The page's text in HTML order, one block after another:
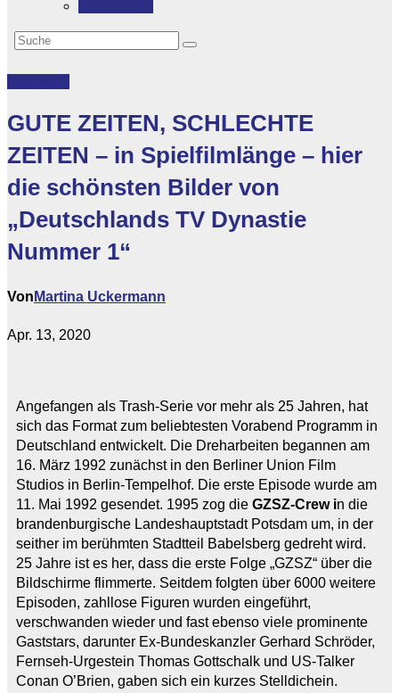
GUTE ZEITEN, SCHLECHTE
ZEITEN – in Spielfilmlänge – hier
die schönsten Bilder von
„Deutschlands TV Dynastie
Nummer 1“
Von Martina Uckermann
Apr. 13, 2020
Angefangen als Trash-Serie vor mehr als 25 Jahren, hat
sich das Format zum beliebtesten Vorabend Programm in
Deutschland entwickelt. Die Dreharbeiten begannen am
16. März 1992 zunächst in den Berliner Union Film
Studios in Berlin-Tempelhof. Die erste Episode wurde am
11. Mai 1992 gesendet. 1995 zog die GZSZ-Crew in die
brandenburgische Landeshauptstadt Potsdam um, in der
seither im berühmten Stadtteil Babelsberg gedreht wird.
25 Jahre ist es her, dass die erste Folge „GZSZ“ über die
Bildschirme flimmerte. Seitdem folgten über 6000 weitere
Episoden, zahllose Figuren wurden eingeführt,
verschwanden wieder und fast ebenso viele prominente
Gaststars, darunter Ex-Bundeskanzler Gerhard Schröder,
Fernseh-Urgestein Thomas Gottschalk und US-Talker
Conan O’Brien, gaben sich ein kurzes Stelldichein.